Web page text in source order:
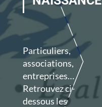
Particuliers,
associations,
entreprises…
Retrouvez ci-
dessous les